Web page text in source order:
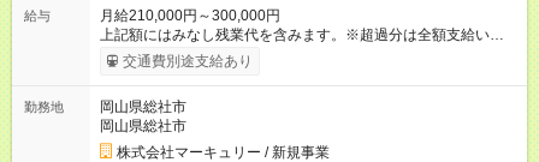
給与
月給210,000円～300,000円
上記額にはみなし残業代を含みます。※超過分は全額支給いたし
ます。 みなし残業代 14,616円／月 みなし残業時間 10時間／月
※能力やスキルを考慮の上、当社規程により決定します。 【試
は本採用時と同じです。
交通費別途支給あり
勤務地
岡山県総社市
岡山県総社市
株式会社マーキュリー / 新規事業